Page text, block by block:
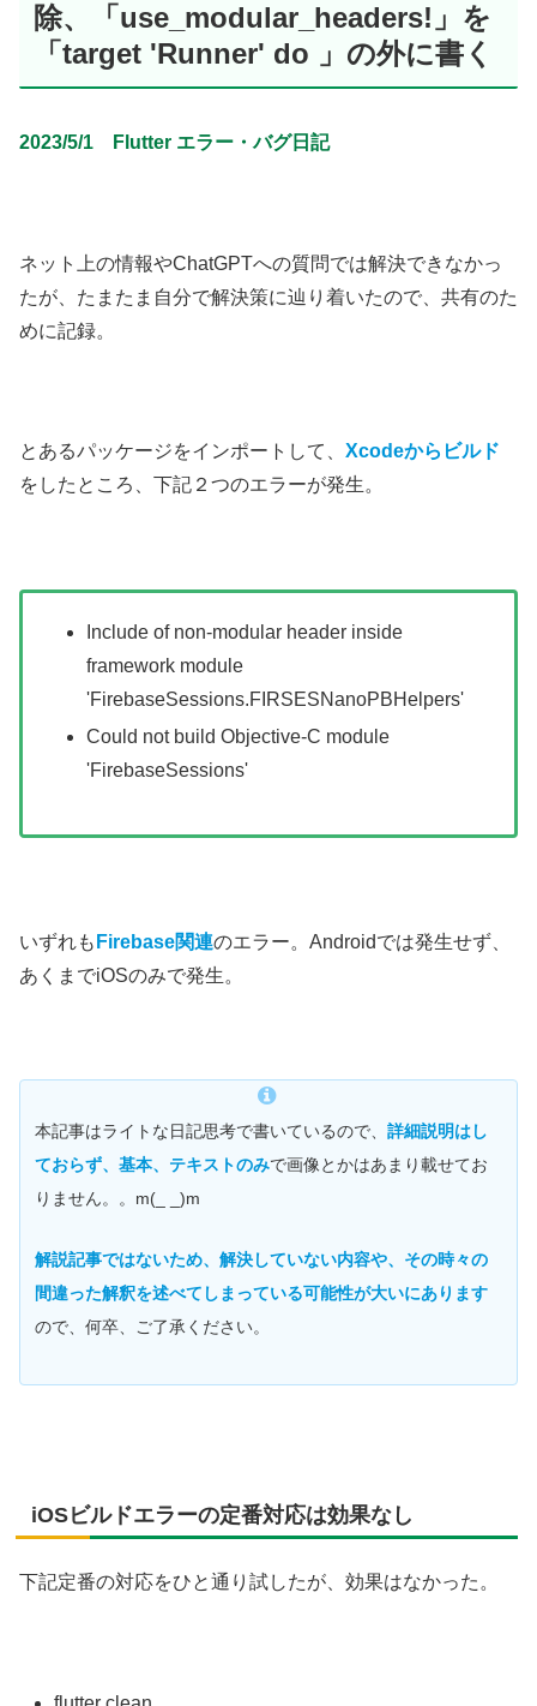
除、「use_modular_headers!」を
「target 'Runner' do 」の外に書く
2023/5/1 Flutter エラー・バグ日記
ネット上の情報やChatGPTへの質問では解決できなかっ
たが、たまたま自分で解決策に辿り着いたので、共有のた
めに記録。
とあるパッケージをインポートして、 Xcodeからビルド
をしたところ、下記２つのエラーが発生。
Include of non-modular header inside
framework module
'FirebaseSessions.FIRSESNanoPBHelpers'
Could not build Objective-C module
'FirebaseSessions'
いずれも Firebase関連のエラー。Androidでは発生せず、
あくまでiOSのみで発生。
本記事はライトな日記思考で書いているので、 詳細説明はし
ておらず、基本、テキストのみで画像とかはあまり載せてお
りません。。m(_ _)m
解説記事ではないため、解決していない内容や、その時々の
間違った解釈を述べてしまっている可能性が大いにあります
ので、何卒、ご了承ください。
iOSビルドエラーの定番対応は効果なし
下記定番の対応をひと通り試したが、効果はなかった。